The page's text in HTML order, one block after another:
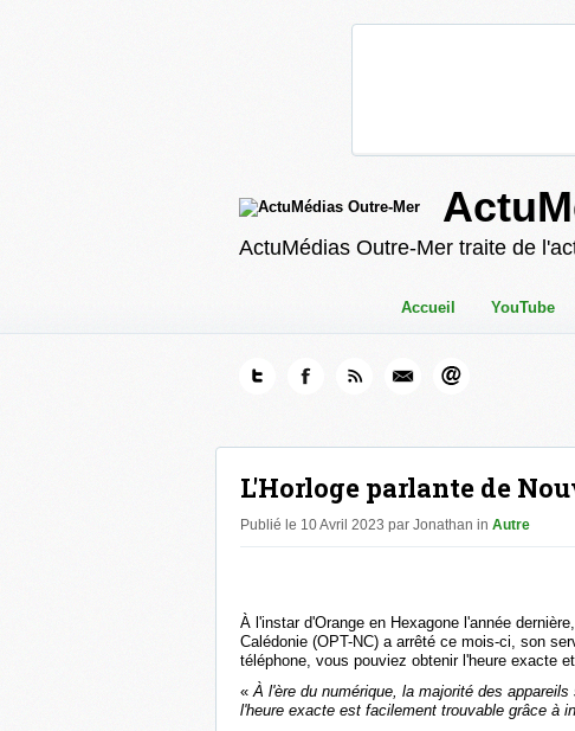
ActuMédias Outre-Mer traite de
Accueil YouTube
L'Horloge parlante de
Publié le 10 Avril 2023 par Jonathan in Autre
À l'instar d'Orange en Hexagone l'année
Calédonie (OPT-NC) a arrêté ce mois-ci, son
téléphone, vous pouviez obtenir l'heure exacte
«À l'ère du numérique, la majorité des
l'heure exacte est facilement trouvable grâce à